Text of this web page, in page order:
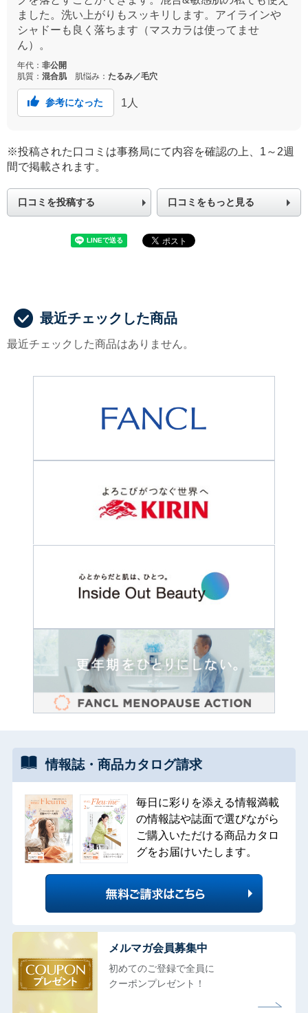
ました。洗い上がりもスッキリします。アイラインや
シャドーも良く落ちます（マスカラは使ってませ
ん）。
年代： 非公開
肌質： 混合肌 肌悩み： たるみ／毛穴
参考になった 1 人
※投稿された口コミは事務局にて内容を確認の上、1～2週
間で掲載されます。
口コミを投稿する 口コミをもっと見る
最近チェックした商品
最近チェックした商品はありません。
情報誌・ 商品カタログ請求
毎日に彩りを添える情報満載
の情報誌や誌面で選びながら
ご購入いただける商品カタロ
グをお届けいたします。
メルマガ会員募集中
初めてのご登録で全員に
クーポンプレゼント！